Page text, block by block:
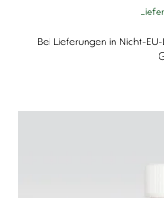
Bei Lieferungen in Nicht-